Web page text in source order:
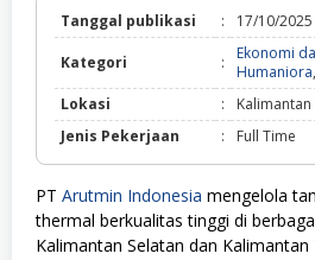
Tanggal publikasi : 17/10/2025
Kategori : Ekonomi
Humaniora,
Lokasi :
Kalimantan
Jenis Pekerjaan
: Full Time
PT Arutmin Indonesia mengelola
thermal berkualitas tinggi di
Kalimantan Selatan dan Kalimantan